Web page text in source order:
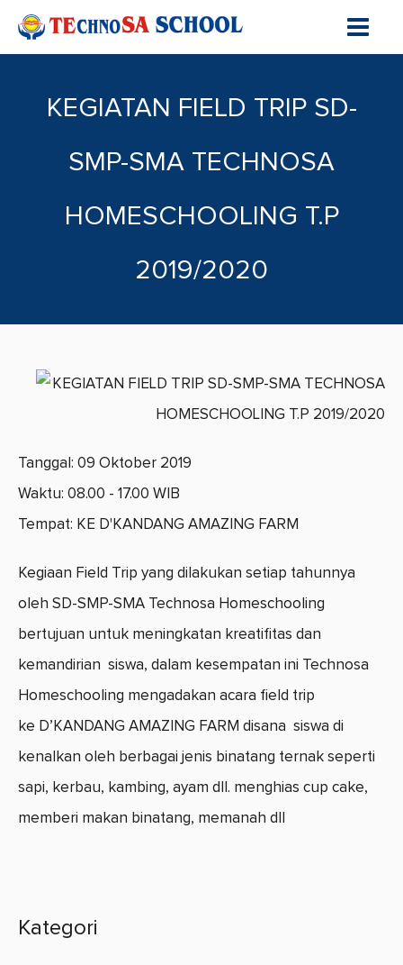
KEGIATAN FIELD TRIP SD-
SMP-SMA TECHNOSA
HOMESCHOOLING T.P
2019/2020
Tanggal: 09 Oktober 2019
Waktu: 08.00 - 17.00 WIB
Tempat: KE D'KANDANG AMAZING FARM
Kegiaan Field Trip yang dilakukan setiap tahunnya
oleh SD-SMP-SMA Technosa Homeschooling
bertujuan untuk meningkatan kreatifitas dan
kemandirian siswa, dalam kesempatan ini Technosa
Homeschooling mengadakan acara field trip
ke D’KANDANG AMAZING FARM disana siswa di
kenalkan oleh berbagai jenis binatang ternak seperti
sapi, kerbau, kambing, ayam dll. menghias cup cake,
memberi makan binatang, memanah dll
Kategori